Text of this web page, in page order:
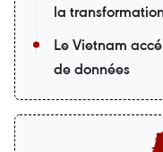
la
Le Vietnam
de données